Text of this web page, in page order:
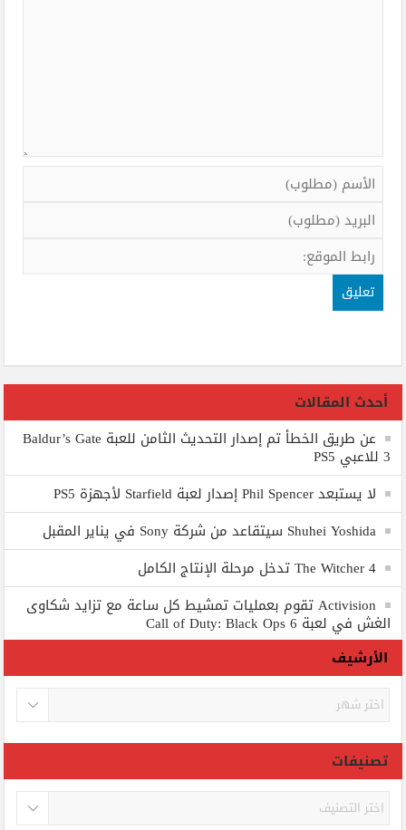
أحدث المقالات
عن طريق الخطأ تم إصدار التحديث الثامن للعبة Baldur’s Gate
3 للاعبي PS5
لا يستبعد Phil Spencer إصدار لعبة Starfield لأجهزة PS5
Shuhei Yoshida سيتقاعد من شركة Sony في يناير المقبل
The Witcher 4 تدخل مرحلة الإنتاج الكامل
Activision تقوم بعمليات تمشيط كل ساعة مع تزايد شكاوى
الغش في لعبة Call of Duty: Black Ops 6
الأرشيف
الأرشيف
تصنيفات
تصنيفات